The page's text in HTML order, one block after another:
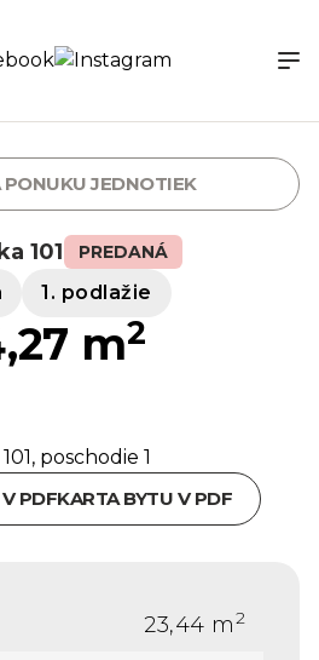
PONUKU JEDNOTIEK
101 PREDANÁ
1. podlažie
m2
KARTA BYTU V PDF
23,44 m2